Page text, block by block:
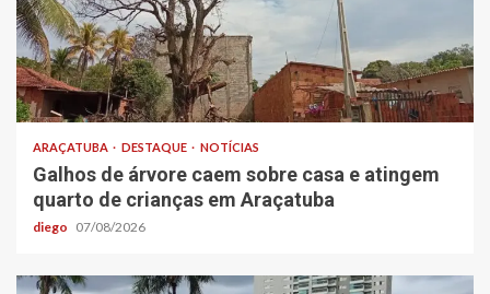
ARAÇATUBA DESTAQUE NOTÍCIAS
Galhos de árvore caem sobre casa e atingem
quarto de crianças em Araçatuba
diego 07/08/2026